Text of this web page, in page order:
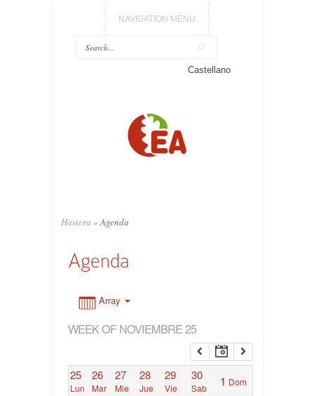
NAVIGATION MENU
Castellano
Hasiera » Agenda
Agenda
Array
WEEK OF NOVIEMBRE 25
25
Lun
26
Mar
27
Mie
28
Jue
29
Vie
30
Sab 1 Dom
4:00
5:00
7:00